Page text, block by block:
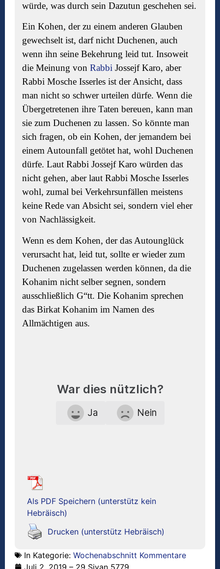
würde, was durch sein Dazutun geschehen sei.
Ein Kohen, der zu einem anderen Glauben
gewechselt ist, darf nicht Duchenen, auch
wenn ihn seine Bekehrung leid tut. Insoweit
die Meinung von Rabbi Jossejf Karo, aber
Rabbi Mosche Isserles ist der Ansicht, dass
man nicht so schwer urteilen dürfe. Wenn die
Übergetretenen ihre Taten bereuen, kann man
sie zum Duchenen zu lassen. So könnte man
sich fragen, ob ein Kohen, der jemandem bei
einem Autounfall getötet hat, wohl Duchenen
dürfe. Laut Rabbi Jossejf Karo würden das
nicht gehen, aber laut Rabbi Mosche Isserles
wohl, zumal bei Verkehrsunfällen meistens
keine Rede van Absicht sei, sondern viel eher
von Nachlässigkeit.
Wenn es dem Kohen, der das Autounglück
verursacht hat, leid tut, sollte er wieder zum
Duchenen zugelassen werden können, da die
Kohanim nicht selber segnen, sondern
ausschließlich G“tt. Die Kohanim sprechen
das Birkat Kohanim im Namen des
Allmächtigen aus.
War dies nützlich?
Ja Nein
Als PDF Speichern (unterstütz kein
Hebräisch)
Drucken (unterstütz Hebräisch)
In Kategorie: Wochenabschnitt Kommentare
Juli 2, 2019 – 29 Sivan 5779